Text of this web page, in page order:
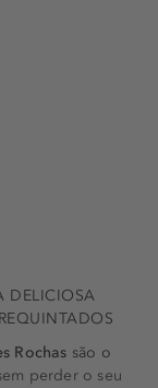
DELICIOSA
Rochas são o
perder o seu